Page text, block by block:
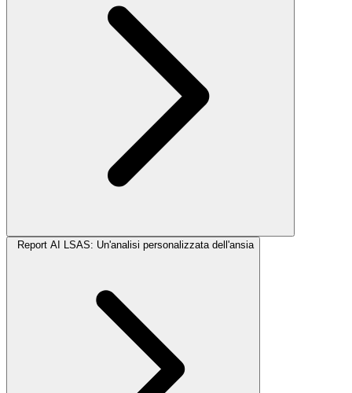
Report AI LSAS: Un'analisi personalizzata dell'ansia